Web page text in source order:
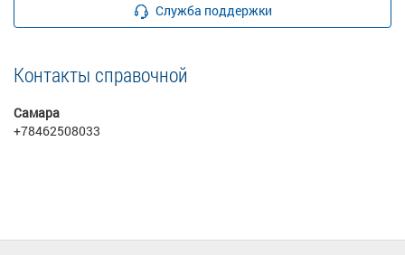
Служба поддержки
Контакты справочной
Самара
+78462508033